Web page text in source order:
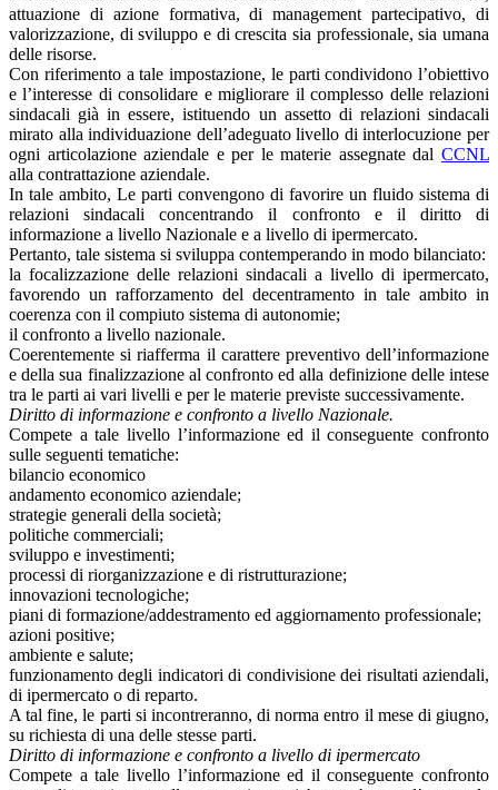
attuazione di azione formativa, di management partecipativo, di
valorizzazione, di sviluppo e di crescita sia professionale, sia umana
delle risorse.
Con riferimento a tale impostazione, le parti condividono l’obiettivo
e l’interesse di consolidare e migliorare il complesso delle relazioni
sindacali già in essere, istituendo un assetto di relazioni sindacali
mirato alla individuazione dell’adeguato livello di interlocuzione per
ogni articolazione aziendale e per le materie assegnate dal CCNL
alla contrattazione aziendale.
In tale ambito, Le parti convengono di favorire un fluido sistema di
relazioni sindacali concentrando il confronto e il diritto di
informazione a livello Nazionale e a livello di ipermercato.
Pertanto, tale sistema si sviluppa contemperando in modo bilanciato:
la focalizzazione delle relazioni sindacali a livello di ipermercato,
favorendo un rafforzamento del decentramento in tale ambito in
coerenza con il compiuto sistema di autonomie;
il confronto a livello nazionale.
Coerentemente si riafferma il carattere preventivo dell’informazione
e della sua finalizzazione al confronto ed alla definizione delle intese
tra le parti ai vari livelli e per le materie previste successivamente.
Diritto di informazione e confronto a livello Nazionale.
Compete a tale livello l’informazione ed il conseguente confronto
sulle seguenti tematiche:
bilancio economico
andamento economico aziendale;
strategie generali della società;
politiche commerciali;
sviluppo e investimenti;
processi di riorganizzazione e di ristrutturazione;
innovazioni tecnologiche;
piani di formazione/addestramento ed aggiornamento professionale;
azioni positive;
ambiente e salute;
funzionamento degli indicatori di condivisione dei risultati aziendali,
di ipermercato o di reparto.
A tal fine, le parti si incontreranno, di norma entro il mese di giugno,
su richiesta di una delle stesse parti.
Diritto di informazione e confronto a livello di ipermercato
Compete a tale livello l’informazione ed il conseguente confronto